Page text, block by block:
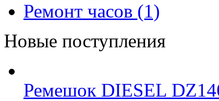
Ремонт часов (1)
Новые поступления
Ремешок DIESEL